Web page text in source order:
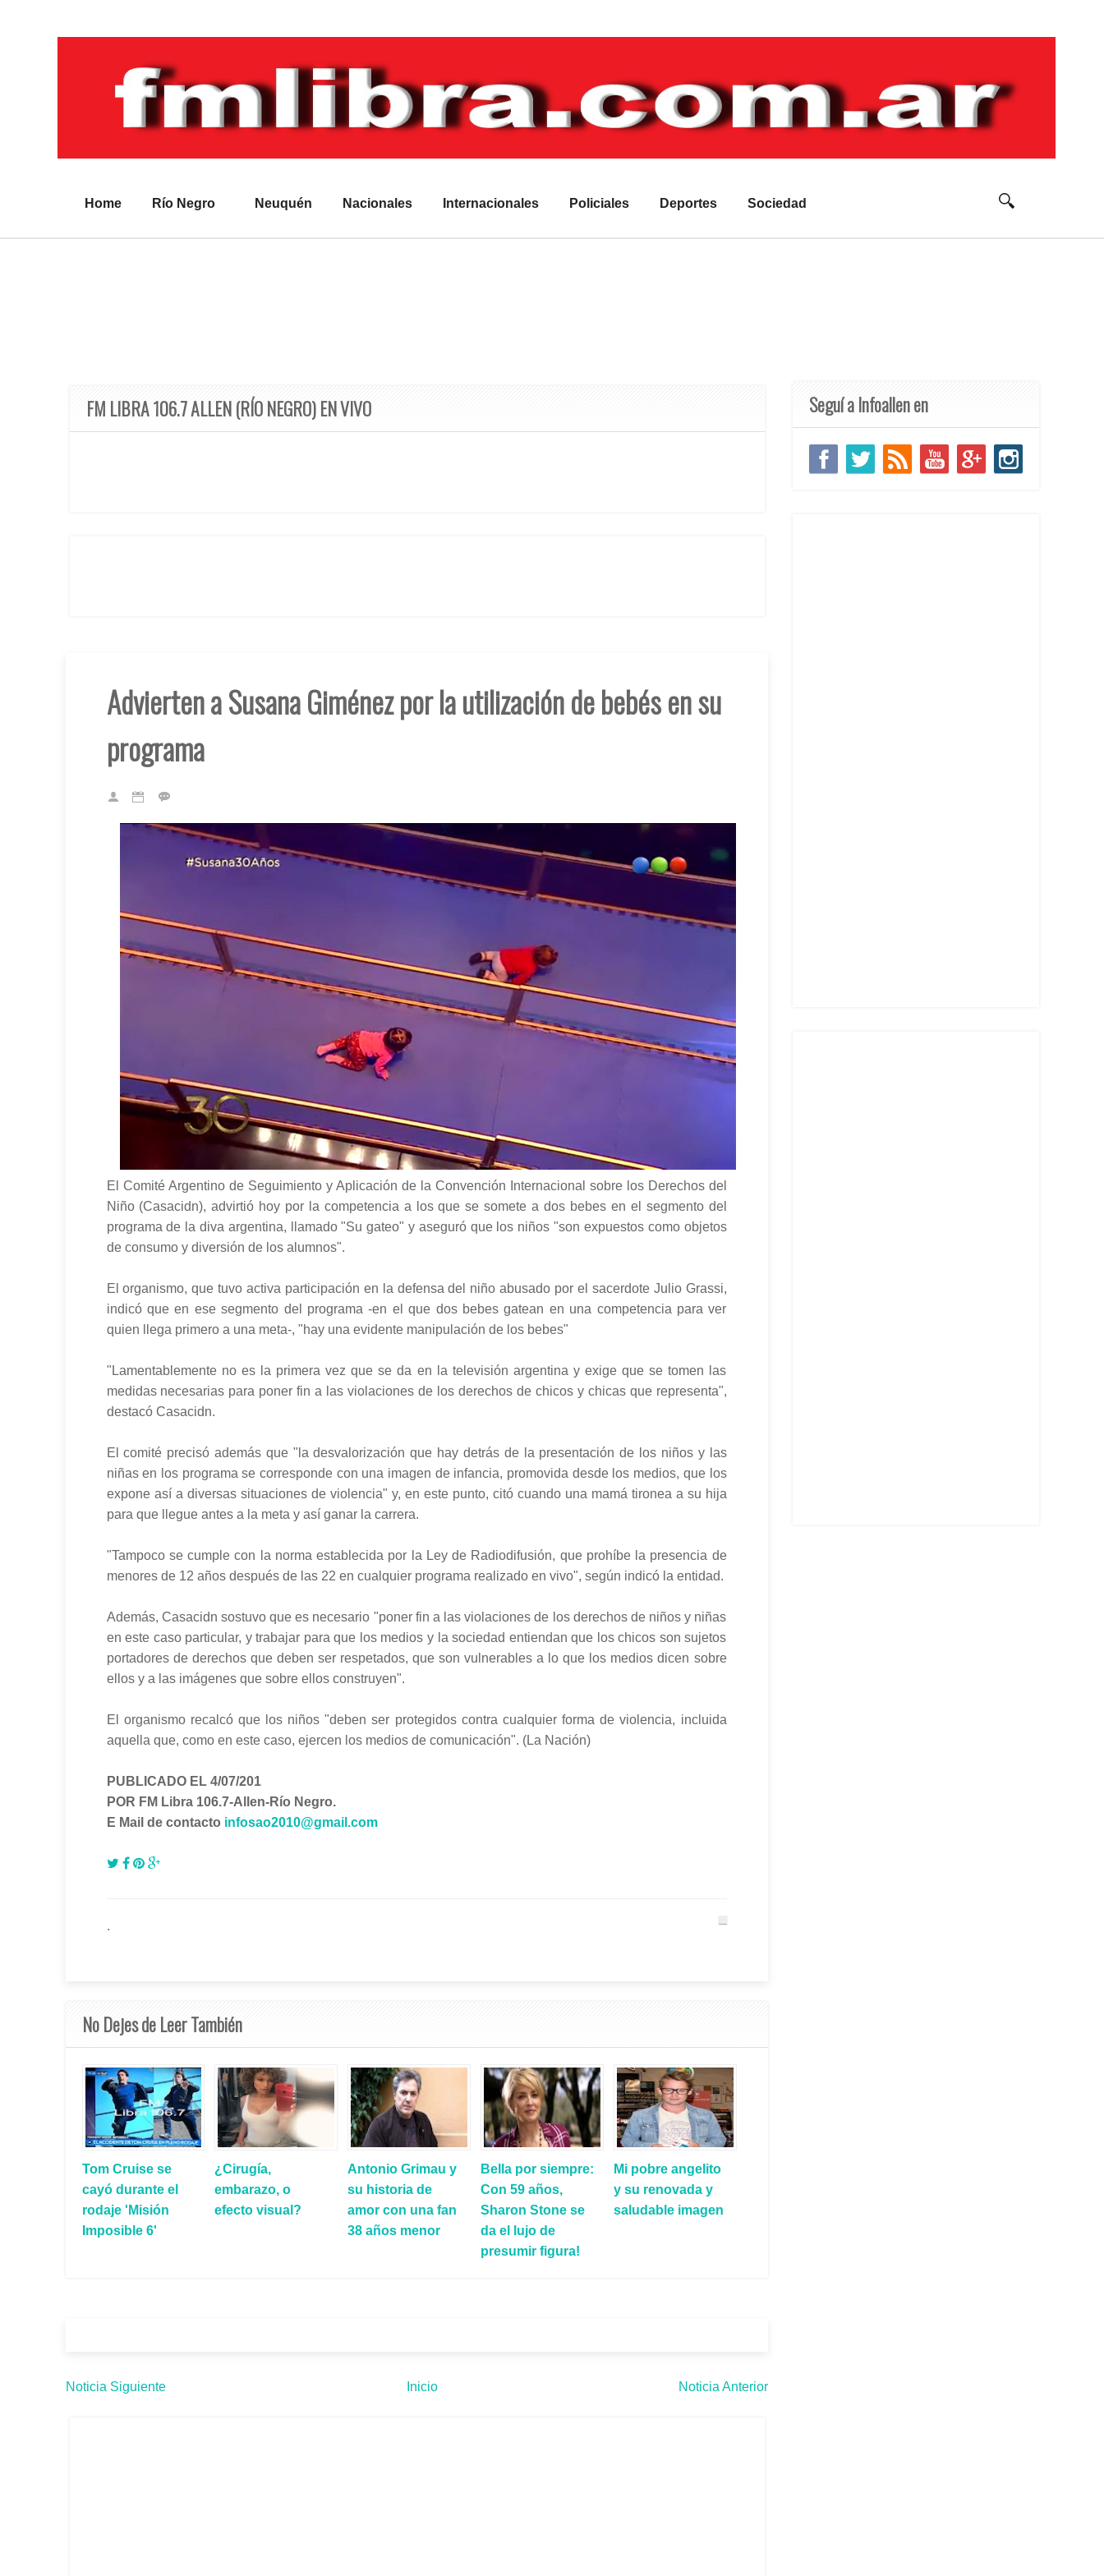
Home Río Negro Neuquén Nacionales Internacionales Policiales Deportes Sociedad
FM LIBRA 106.7 ALLEN (RÍO NEGRO) EN VIVO
Advierten a Susana Giménez por la utilización de bebés en su
programa
El Comité Argentino de Seguimiento y Aplicación de la Convención Internacional sobre los Derechos del
Niño (Casacidn), advirtió hoy por la competencia a los que se somete a dos bebes en el segmento del
programa de la diva argentina, llamado "Su gateo" y aseguró que los niños "son expuestos como objetos
de consumo y diversión de los alumnos".
El organismo, que tuvo activa participación en la defensa del niño abusado por el sacerdote Julio Grassi,
indicó que en ese segmento del programa -en el que dos bebes gatean en una competencia para ver
quien llega primero a una meta-, "hay una evidente manipulación de los bebes"
"Lamentablemente no es la primera vez que se da en la televisión argentina y exige que se tomen las
medidas necesarias para poner fin a las violaciones de los derechos de chicos y chicas que representa",
destacó Casacidn.
El comité precisó además que "la desvalorización que hay detrás de la presentación de los niños y las
niñas en los programa se corresponde con una imagen de infancia, promovida desde los medios, que los
expone así a diversas situaciones de violencia" y, en este punto, citó cuando una mamá tironea a su hija
para que llegue antes a la meta y así ganar la carrera.
"Tampoco se cumple con la norma establecida por la Ley de Radiodifusión, que prohíbe la presencia de
menores de 12 años después de las 22 en cualquier programa realizado en vivo", según indicó la entidad.
Además, Casacidn sostuvo que es necesario "poner fin a las violaciones de los derechos de niños y niñas
en este caso particular, y trabajar para que los medios y la sociedad entiendan que los chicos son sujetos
portadores de derechos que deben ser respetados, que son vulnerables a lo que los medios dicen sobre
ellos y a las imágenes que sobre ellos construyen".
El organismo recalcó que los niños "deben ser protegidos contra cualquier forma de violencia, incluida
aquella que, como en este caso, ejercen los medios de comunicación". (La Nación)
PUBLICADO EL 4/07/201
POR FM Libra 106.7-Allen-Río Negro.
E Mail de contacto infosao2010@gmail.com
.
No Dejes de Leer También
Tom Cruise se
cayó durante el
rodaje 'Misión
Imposible 6'
¿Cirugía,
embarazo, o
efecto visual?
Antonio Grimau y
su historia de
amor con una fan
38 años menor
Bella por siempre:
Con 59 años,
Sharon Stone se
da el lujo de
presumir figura!
Mi pobre angelito
y su renovada y
saludable imagen
Noticia Siguiente Inicio Noticia Anterior
Seguí a Infoallen en